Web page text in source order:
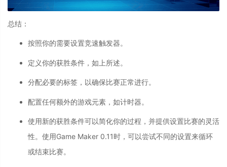
总结：
按照你的需要设置竞速触发器。
定义你的获胜条件，如上所述。
分配必要的标签，以确保比赛正常进行。
配置任何额外的游戏元素，如计时器。
使用新的获胜条件可以简化你的过程，并提供设置比赛的灵活
性。使用Game Maker 0.11时，可以尝试不同的设置来循环
或结束比赛。